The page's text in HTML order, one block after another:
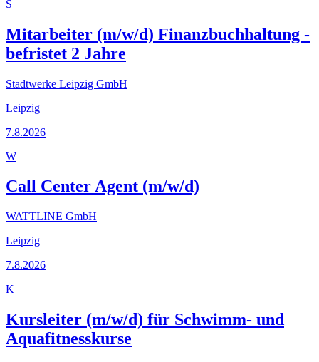
S
Mitarbeiter (m/w/d) Finanzbuchhaltung -
befristet 2 Jahre
Stadtwerke Leipzig GmbH
Leipzig
7.8.2026
W
Call Center Agent (m/w/d)
WATTLINE GmbH
Leipzig
7.8.2026
K
Kursleiter (m/w/d) für Schwimm- und
Aquafitnesskurse